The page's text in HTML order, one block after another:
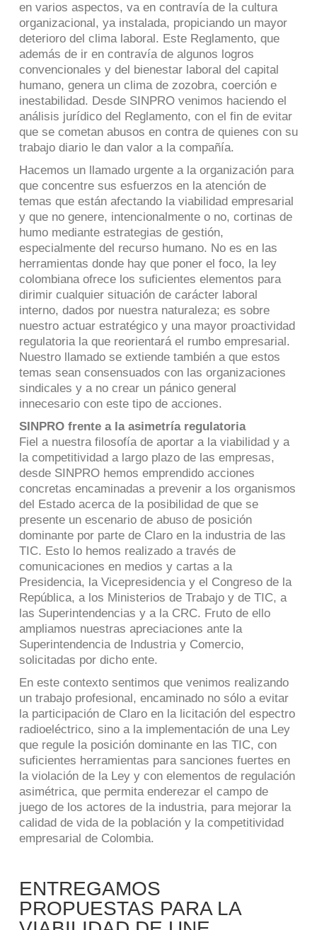
en varios aspectos, va en contravía de la cultura
organizacional, ya instalada, propiciando un mayor
deterioro del clima laboral. Este Reglamento, que
además de ir en contravía de algunos logros
convencionales y del bienestar laboral del capital
humano, genera un clima de zozobra, coerción e
inestabilidad. Desde SINPRO venimos haciendo el
análisis jurídico del Reglamento, con el fin de evitar
que se cometan abusos en contra de quienes con su
trabajo diario le dan valor a la compañía.
Hacemos un llamado urgente a la organización para
que concentre sus esfuerzos en la atención de
temas que están afectando la viabilidad empresarial
y que no genere, intencionalmente o no, cortinas de
humo mediante estrategias de gestión,
especialmente del recurso humano. No es en las
herramientas donde hay que poner el foco, la ley
colombiana ofrece los suficientes elementos para
dirimir cualquier situación de carácter laboral
interno, dados por nuestra naturaleza; es sobre
nuestro actuar estratégico y una mayor proactividad
regulatoria la que reorientará el rumbo empresarial.
Nuestro llamado se extiende también a que estos
temas sean consensuados con las organizaciones
sindicales y a no crear un pánico general
innecesario con este tipo de acciones.
SINPRO frente a la asimetría regulatoria
Fiel a nuestra filosofía de aportar a la viabilidad y a
la competitividad a largo plazo de las empresas,
desde SINPRO hemos emprendido acciones
concretas encaminadas a prevenir a los organismos
del Estado acerca de la posibilidad de que se
presente un escenario de abuso de posición
dominante por parte de Claro en la industria de las
TIC. Esto lo hemos realizado a través de
comunicaciones en medios y cartas a la
Presidencia, la Vicepresidencia y el Congreso de la
República, a los Ministerios de Trabajo y de TIC, a
las Superintendencias y a la CRC. Fruto de ello
ampliamos nuestras apreciaciones ante la
Superintendencia de Industria y Comercio,
solicitadas por dicho ente.
En este contexto sentimos que venimos realizando
un trabajo profesional, encaminado no sólo a evitar
la participación de Claro en la licitación del espectro
radioeléctrico, sino a la implementación de una Ley
que regule la posición dominante en las TIC, con
suficientes herramientas para sanciones fuertes en
la violación de la Ley y con elementos de regulación
asimétrica, que permita enderezar el campo de
juego de los actores de la industria, para mejorar la
calidad de vida de la población y la competitividad
empresarial de Colombia.
ENTREGAMOS
PROPUESTAS PARA LA